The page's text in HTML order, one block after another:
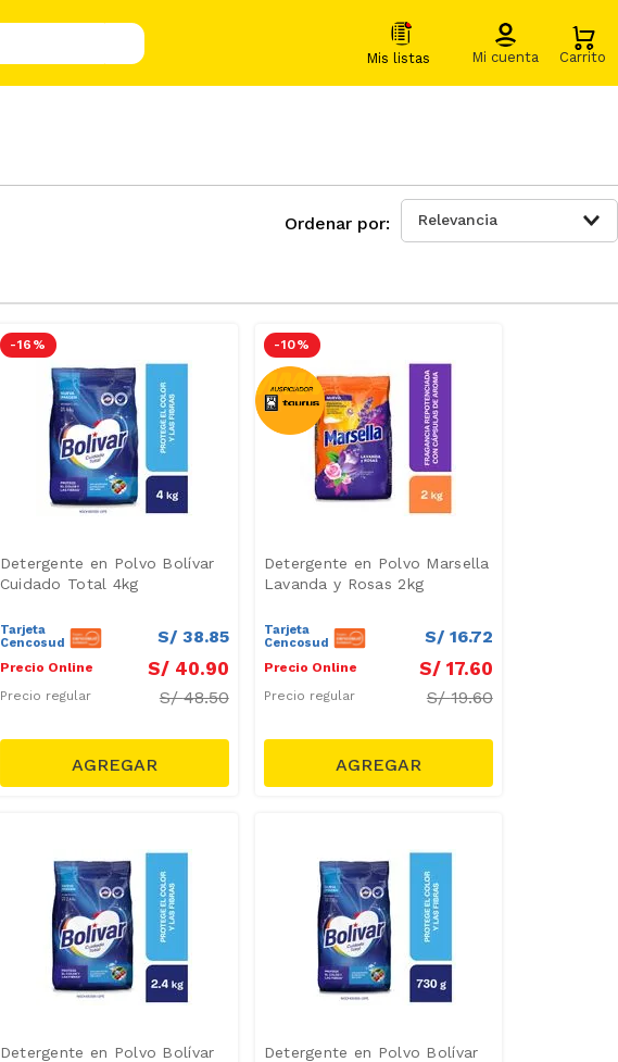
Relevancia
-16 %
Detergente en Polvo Bolívar
Cuidado Total 4kg
Tarjeta
Cencosud
S/ 38.85
Precio Online S/ 40.90
Precio regular S/48.50
-10 %
Detergente en Polvo Marsella
Lavanda y Rosas 2kg
Tarjeta
Cencosud
S/ 16.72
Precio Online S/ 17.60
Precio regular S/19.60
Detergente en Polvo Bolívar
Detergente en Polvo Bolívar